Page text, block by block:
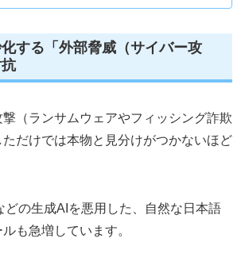
する「外部脅威（サイバー攻
（ランサムウェアやフィッシング詐欺
だけでは本物と見分けがつかないほど
どの生成AIを悪用した、自然な日本語
も急増しています。